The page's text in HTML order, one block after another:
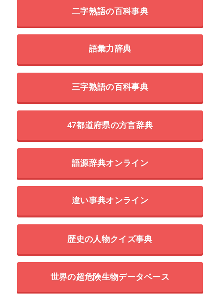
二字熟語の百科事典
語彙力辞典
三字熟語の百科事典
47都道府県の方言辞典
語源辞典オンライン
違い事典オンライン
歴史の人物クイズ事典
世界の超危険生物データベース